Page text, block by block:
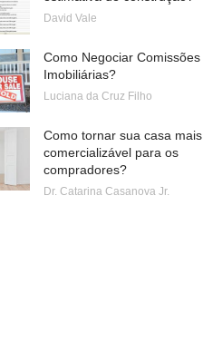
David Vale
Como Negociar Comissões
Imobiliárias?
Luciana da Cruz Filho
Como tornar sua casa mais
comercializável para os
compradores?
Dr. Catarina Casanova Jr.